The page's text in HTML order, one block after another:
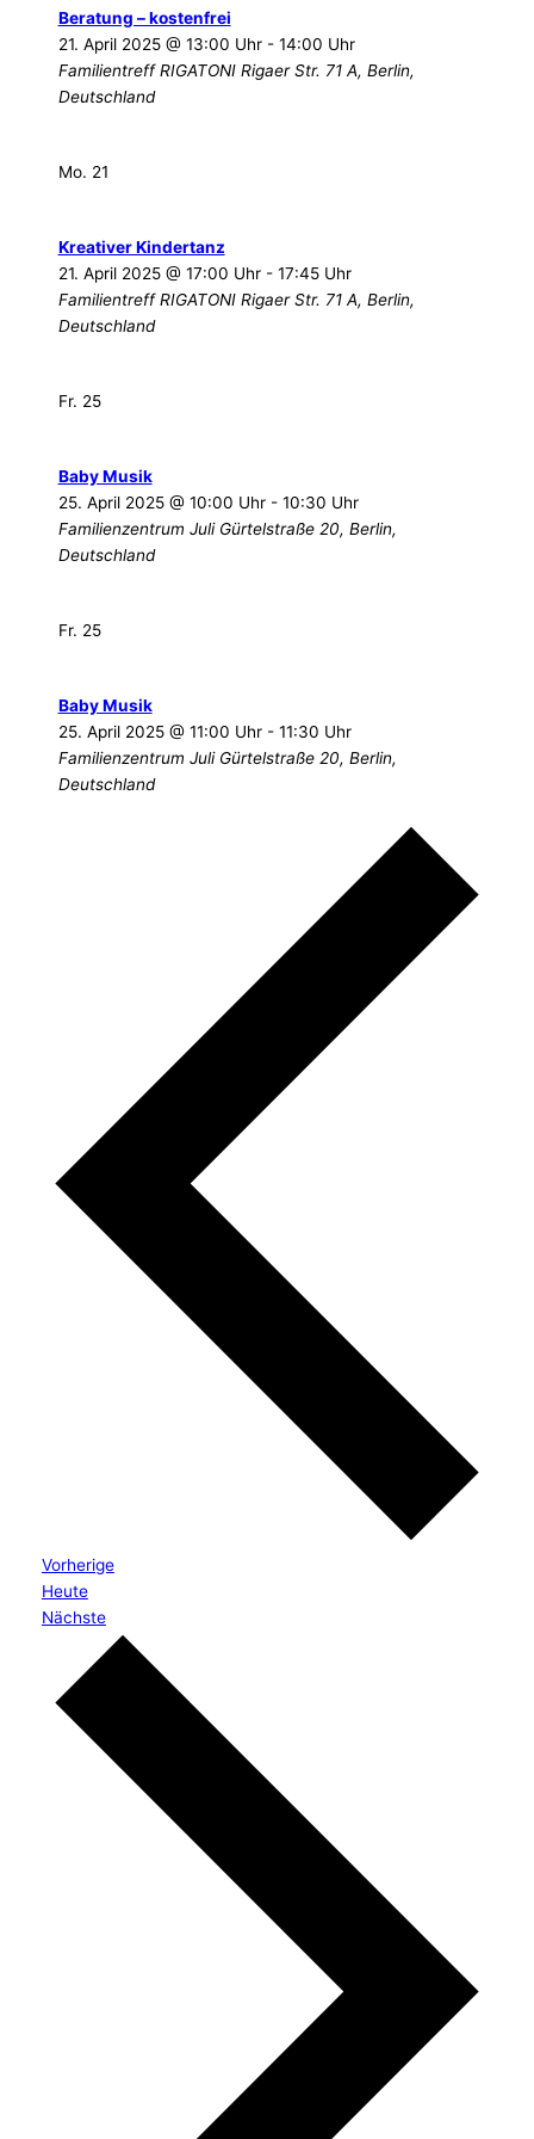
Beratung – kostenfrei
21. April 2025 @ 13:00 Uhr- 14:00 Uhr
Familientreff RIGATONI Rigaer Str. 71 A, Berlin,
Deutschland
Mo. 21
Kreativer Kindertanz
21. April 2025 @ 17:00 Uhr- 17:45 Uhr
Familientreff RIGATONI Rigaer Str. 71 A, Berlin,
Deutschland
Fr. 25
Baby Musik
25. April 2025 @ 10:00 Uhr- 10:30 Uhr
Familienzentrum Juli Gürtelstraße 20, Berlin,
Deutschland
Fr. 25
Baby Musik
25. April 2025 @ 11:00 Uhr- 11:30 Uhr
Familienzentrum Juli Gürtelstraße 20, Berlin,
Deutschland
VorherigeVeranstaltungen
Heute
NächsteVeranstaltungen